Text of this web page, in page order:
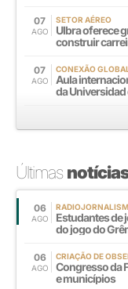
07
AGO
SETOR AÉREO
Ulbra oferece
construir
07
AGO
CONEXÃO
Aula
da
Últimas
06
AGO
Estudantes de
do jogo do
06
AGO
CRIAÇÃO DE
Congresso da
e municípios